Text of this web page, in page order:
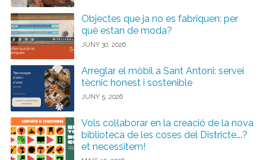
Objectes que ja no es fabriquen: per
què estan de moda?
JUNY 30, 2026
Arreglar el mòbil a Sant Antoni: servei
tècnic honest i sostenible
JUNY 5, 2026
Vols col·laborar en la creació de la nova
biblioteca de les coses del Districte….?
et necessitem!